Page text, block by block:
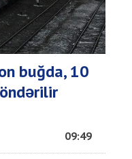
buğda, 10
09:49